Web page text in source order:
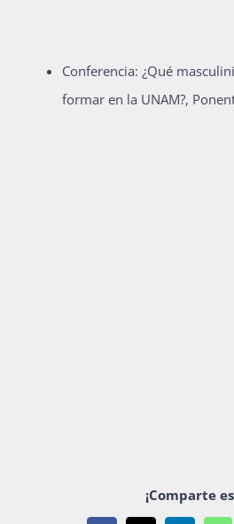
Conferencia: ¿Qué
formar en la UNAM?,
¡Comparte